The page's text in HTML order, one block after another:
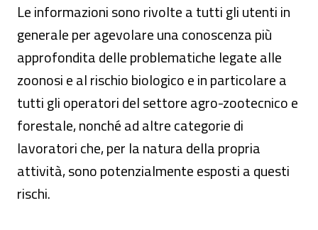
Le informazioni sono rivolte a tutti gli utenti in
generale per agevolare una conoscenza più
approfondita delle problematiche legate alle
zoonosi e al rischio biologico e in particolare a
tutti gli operatori del settore agro-zootecnico e
forestale, nonché ad altre categorie di
lavoratori che, per la natura della propria
attività, sono potenzialmente esposti a questi
rischi.